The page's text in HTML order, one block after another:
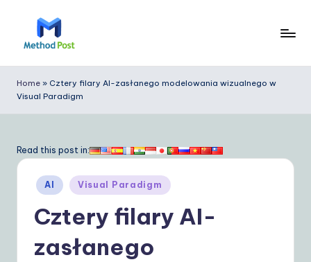
e
t
o
Home » Cztery filary AI-zasłanego modelowania wizualnego w
Visual Paradigm
Read this post in:
Posted
in
AI Visual Paradigm
Cztery filary AI-
zasłanego